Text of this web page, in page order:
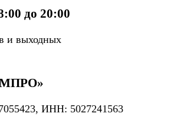
до 20:00
и выходных
ИНН: 5027241563